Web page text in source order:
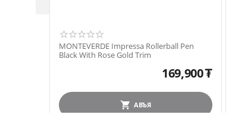
MONTEVERDE Impressa Rollerball Pen
Black With Rose Gold Trim
169,900₮
АВЪЯ